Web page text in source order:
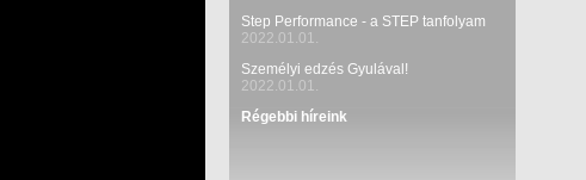
Step Performance - a STEP tanfolyam
2022.01.01.
Személyi edzés Gyulával!
2022.01.01.
Régebbi híreink